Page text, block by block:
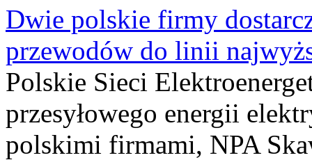
Dwie polskie firmy
przewodów do linii
Polskie Sieci
przesyłowego energii
polskimi firmami, NPA